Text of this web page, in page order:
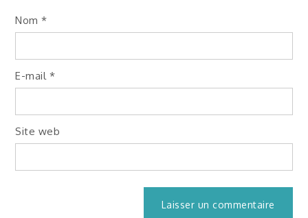
Nom*
E-mail *
Site web